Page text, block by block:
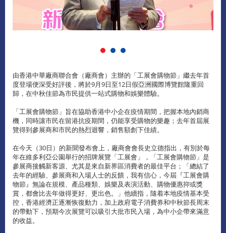
由香港中華廠商聯合會（廠商會）主辦的「工展會購物節」繼去年首
度登場便深受好評後，將於9月9日至12日假亞洲國際博覽館隆重回
歸，在中秋佳節為市民提供一站式購物和娛樂體驗。
「工展會購物節」旨在協助香港中小企在疫情期間，把握本地內銷商
機，同時讓市民在留港抗疫期間，仍能享受購物的樂趣；去年首屆展
覽得到參展商和市民的熱烈迴響，銷售額創下佳績。
在今天（30日）的新聞發布會上，廠商會會長史立德指出，有別於每
年在維多利亞公園舉行的招牌展覽「工展會」，「工展會購物節」是
參展商接觸新客源、尤其是來自新界區消費者的最佳平台；「總結了
去年的經驗、參展商和入場人士的反饋，我有信心，今屆『工展會購
物節』無論在規模、產品種類、娛樂及表演活動、購物優惠抑或獎
賞，都會比去年做得更好、更出色。」他續指，隨着本地疫情基本受
控，香港經濟正逐漸恢復動力，加上政府電子消費券和中秋節長周末
的帶動下，預期今次展覽可以吸引大批市民入場，為中小企帶來滿意
的收益。